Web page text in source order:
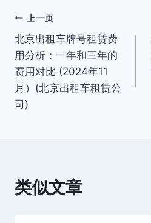
文
章
导
航
上一页
北京出租车牌号租赁费
用分析：一年和三年的
费用对比 (2024年11
月）(北京出租车租赁公
司)
类似文章